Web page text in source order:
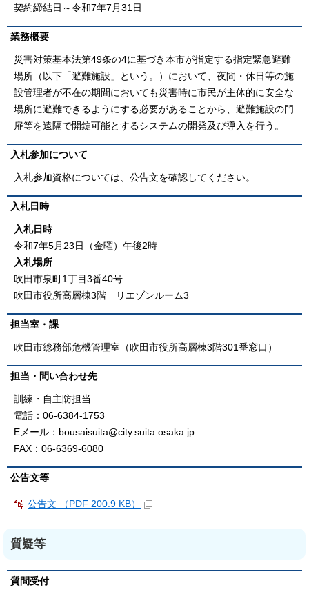
契約締結日～令和7年7月31日
業務概要
災害対策基本法第49条の4に基づき本市が指定する指定緊急避難
場所（以下「避難施設」という。）において、夜間・休日等の施
設管理者が不在の期間においても災害時に市民が主体的に安全な
場所に避難できるようにする必要があることから、避難施設の門
扉等を遠隔で開錠可能とするシステムの開発及び導入を行う。
入札参加について
入札参加資格については、公告文を確認してください。
入札日時
入札日時
令和7年5月23日（金曜）午後2時
入札場所
吹田市泉町1丁目3番40号
吹田市役所高層棟3階 リエゾンルーム3
担当室・課
吹田市総務部危機管理室（吹田市役所高層棟3階301番窓口）
担当・問い合わせ先
訓練・自主防担当
電話：06-6384-1753
Eメール：bousaisuita@city.suita.osaka.jp
FAX：06-6369-6080
公告文等
公告文 （PDF 200.9 KB）
質疑等
質問受付